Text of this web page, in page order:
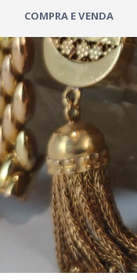
COMPRA E VENDA